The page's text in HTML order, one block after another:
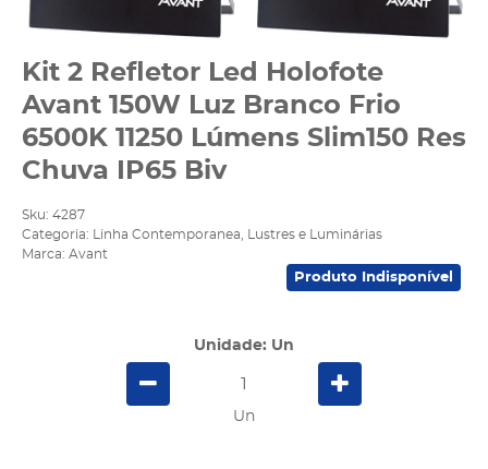
Kit 2 Refletor Led Holofote
Avant 150W Luz Branco Frio
6500K 11250 Lúmens Slim150 Res
Chuva IP65 Biv
Sku: 4287
Categoria:
Linha Contemporanea
Lustres e Luminárias
Marca: Avant
Produto Indisponível
Unidade: Un
Un